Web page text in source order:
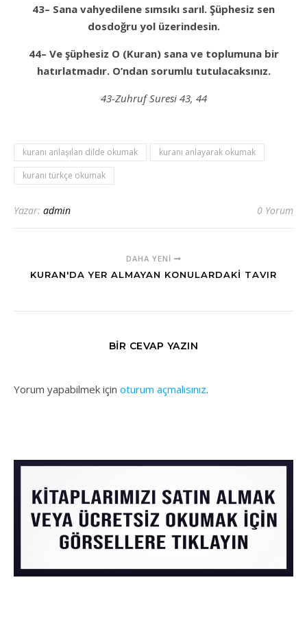
43– Sana vahyedilene sımsıkı sarıl. Şüphesiz sen
dosdoğru yol üzerindesin.
44– Ve şüphesiz O (Kuran) sana ve toplumuna bir
hatırlatmadır. O’ndan sorumlu tutulacaksınız.
43-Zuhruf Suresi 43, 44
kuranı anlaşılan dilde okumak
kuranı anlayarak okumak
kuranı türkçe okumak
Yazar: admin 0 Yorum
DAHA YENI
KURAN'DA YER ALMAYAN KONULARDAKİ TAVIR
BIR CEVAP YAZIN
Yorum yapabilmek için oturum açmalısınız.